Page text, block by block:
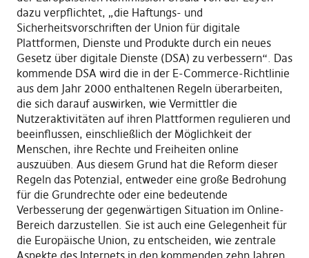
dazu verpflichtet, „die Haftungs- und
Sicherheitsvorschriften der Union für digitale
Plattformen, Dienste und Produkte durch ein neues
Gesetz über digitale Dienste (DSA) zu verbessern“. Das
kommende DSA wird die in der E-Commerce-Richtlinie
aus dem Jahr 2000 enthaltenen Regeln überarbeiten,
die sich darauf auswirken, wie Vermittler die
Nutzeraktivitäten auf ihren Plattformen regulieren und
beeinflussen, einschließlich der Möglichkeit der
Menschen, ihre Rechte und Freiheiten online
auszuüben. Aus diesem Grund hat die Reform dieser
Regeln das Potenzial, entweder eine große Bedrohung
für die Grundrechte oder eine bedeutende
Verbesserung der gegenwärtigen Situation im Online-
Bereich darzustellen. Sie ist auch eine Gelegenheit für
die Europäische Union, zu entscheiden, wie zentrale
Aspekte des Internets in den kommenden zehn Jahren